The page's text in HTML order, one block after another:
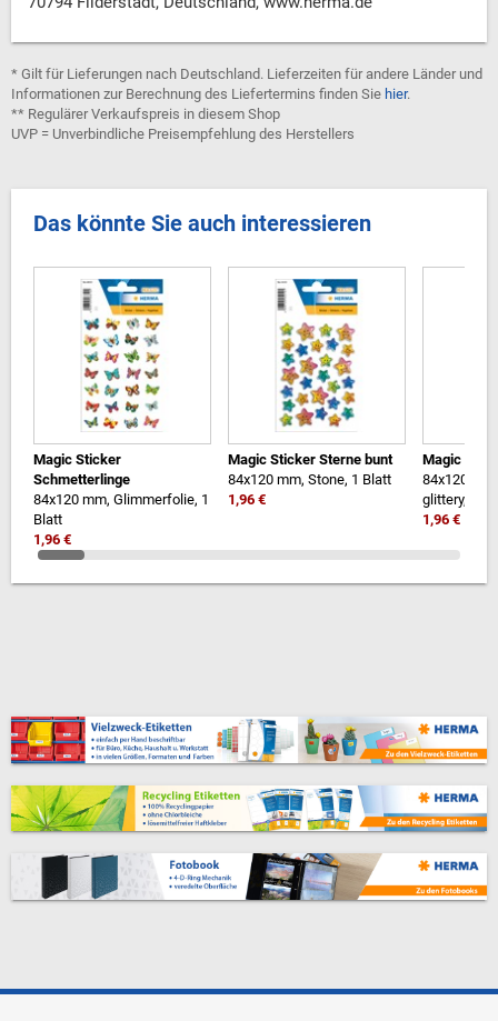
* Gilt für Lieferungen nach Deutschland. Lieferzeiten für andere Länder und
Informationen zur Berechnung des Liefertermins finden Sie hier.
** Regulärer Verkaufspreis in diesem Shop
UVP = Unverbindliche Preisempfehlung des Herstellers
Das könnte Sie auch interessieren
Magic Sticker
Schmetterlinge
84x120 mm, Glimmerfolie, 1
Blatt
1,96 €
Magic Sticker Sterne bunt
84x120 mm, Stone, 1 Blatt
1,96 €
Magic
84x120
glittery, 1
1,96 €